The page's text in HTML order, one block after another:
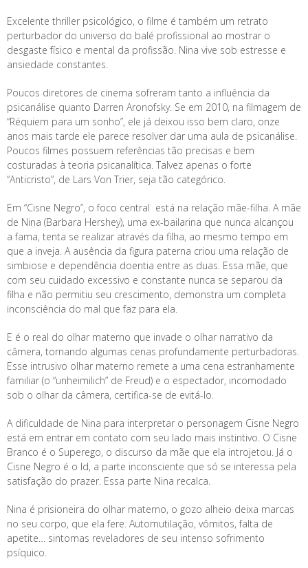
Excelente thriller psicológico, o filme é também um retrato
perturbador do universo do balé profissional ao mostrar o
desgaste físico e mental da profissão. Nina vive sob estresse e
ansiedade constantes.
Poucos diretores de cinema sofreram tanto a influência da
psicanálise quanto Darren Aronofsky. Se em 2010, na filmagem de
“Réquiem para um sonho”, ele já deixou isso bem claro, onze
anos mais tarde ele parece resolver dar uma aula de psicanálise.
Poucos filmes possuem referências tão precisas e bem
costuradas à teoria psicanalítica. Talvez apenas o forte
“Anticristo”, de Lars Von Trier, seja tão categórico.
Em “Cisne Negro”, o foco central está na relação mãe-filha. A mãe
de Nina (Barbara Hershey), uma ex-bailarina que nunca alcançou
a fama, tenta se realizar através da filha, ao mesmo tempo em
que a inveja. A ausência da figura paterna criou uma relação de
simbiose e dependência doentia entre as duas. Essa mãe, que
com seu cuidado excessivo e constante nunca se separou da
filha e não permitiu seu crescimento, demonstra um completa
inconsciência do mal que faz para ela.
E é o real do olhar materno que invade o olhar narrativo da
câmera, tornando algumas cenas profundamente perturbadoras.
Esse intrusivo olhar materno remete a uma cena estranhamente
familiar (o “unheimilich” de Freud) e o espectador, incomodado
sob o olhar da câmera, certifica-se de evitá-lo.
A dificuldade de Nina para interpretar o personagem Cisne Negro
está em entrar em contato com seu lado mais instintivo. O Cisne
Branco é o Superego, o discurso da mãe que ela introjetou. Já o
Cisne Negro é o Id, a parte inconsciente que só se interessa pela
satisfação do prazer. Essa parte Nina recalca.
Nina é prisioneira do olhar materno, o gozo alheio deixa marcas
no seu corpo, que ela fere. Automutilação, vômitos, falta de
apetite… sintomas reveladores de seu intenso sofrimento
psíquico.